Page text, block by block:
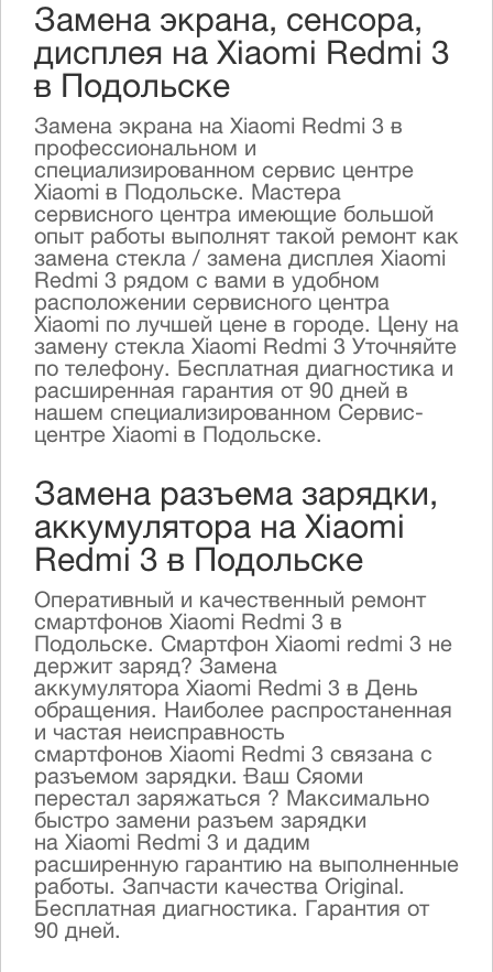
Замена экрана, сенсора,
дисплея на Xiaomi Redmi 3
в Подольске
Замена экрана на Xiaomi Redmi 3 в
профессиональном и
специализированном сервис центре
Xiaomi в Подольске. Мастера
сервисного центра имеющие большой
опыт работы выполнят такой ремонт как
замена стекла / замена дисплея Xiaomi
Redmi 3 рядом с вами в удобном
расположении сервисного центра
Xiaomi по лучшей цене в городе. Цену на
замену стекла Xiaomi Redmi 3 Уточняйте
по телефону. Бесплатная диагностика и
расширенная гарантия от 90 дней в
нашем специализированном Сервис-
центре Xiaomi в Подольске.
Замена разъема зарядки,
аккумулятора на Xiaomi
Redmi 3 в Подольске
Оперативный и качественный ремонт
смартфонов Xiaomi Redmi 3 в
Подольске. Смартфон Xiaomi redmi 3 не
держит заряд? Замена
аккумулятора Xiaomi Redmi 3 в День
обращения. Наиболее распростаненная
и частая неисправность
смартфонов Xiaomi Redmi 3 связана с
разъемом зарядки. Ваш Сяоми
перестал заряжаться ? Максимально
быстро замени разъем зарядки
на Xiaomi Redmi 3 и дадим
расширенную гарантию на выполненные
работы. Запчасти качества Original.
Бесплатная диагностика. Гарантия от
90 дней.